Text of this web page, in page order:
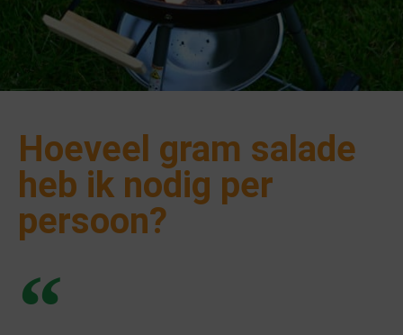
Hoeveel gram salade
heb ik nodig per
persoon?